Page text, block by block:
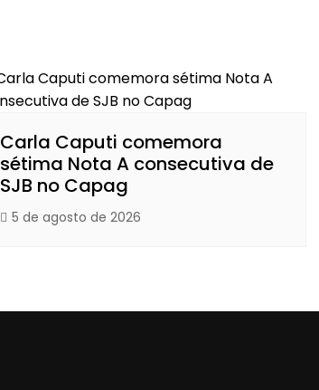
Carla Caputi comemora
sétima Nota A consecutiva de
SJB no Capag
5 de agosto de 2026